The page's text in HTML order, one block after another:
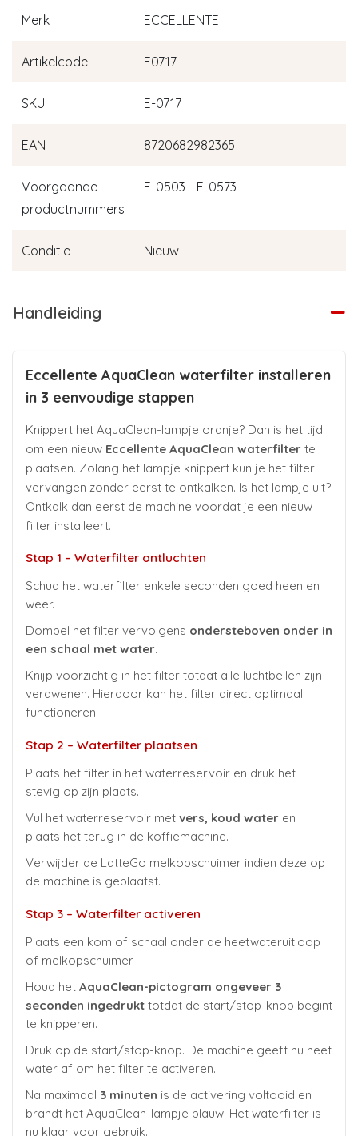
Merk ECCELLENTE
Artikelcode E0717
SKU E-0717
EAN 8720682982365
Voorgaande
productnummers
E-0503 - E-0573
Conditie Nieuw
Handleiding
Eccellente AquaClean waterfilter installeren
in 3 eenvoudige stappen
Knippert het AquaClean-lampje oranje? Dan is het tijd
om een nieuw Eccellente AquaClean waterfilter te
plaatsen. Zolang het lampje knippert kun je het filter
vervangen zonder eerst te ontkalken. Is het lampje uit?
Ontkalk dan eerst de machine voordat je een nieuw
filter installeert.
Stap 1 – Waterfilter ontluchten
Schud het waterfilter enkele seconden goed heen en
weer.
Dompel het filter vervolgens ondersteboven onder in
een schaal met water.
Knijp voorzichtig in het filter totdat alle luchtbellen zijn
verdwenen. Hierdoor kan het filter direct optimaal
functioneren.
Stap 2 – Waterfilter plaatsen
Plaats het filter in het waterreservoir en druk het
stevig op zijn plaats.
Vul het waterreservoir met vers, koud water en
plaats het terug in de koffiemachine.
Verwijder de LatteGo melkopschuimer indien deze op
de machine is geplaatst.
Stap 3 – Waterfilter activeren
Plaats een kom of schaal onder de heetwateruitloop
of melkopschuimer.
Houd het AquaClean-pictogram ongeveer 3
seconden ingedrukt totdat de start/stop-knop begint
te knipperen.
Druk op de start/stop-knop. De machine geeft nu heet
water af om het filter te activeren.
Na maximaal 3 minuten is de activering voltooid en
brandt het AquaClean-lampje blauw. Het waterfilter is
nu klaar voor gebruik.